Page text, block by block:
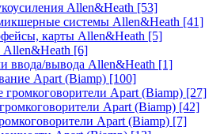
Allen&Heath [53]
системы Allen&Heath [41]
карты Allen&Heath [5]
Allen&Heath [6]
ввода/вывода Allen&Heath [1]
Apart (Biamp) [100]
Apart (Biamp) [27]
Apart (Biamp) [42]
Apart (Biamp) [7]